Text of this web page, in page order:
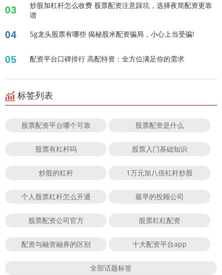
03
炒股加杠杆怎么收费 股票配资注意踩坑，选择夜简配资更靠
谱
04 5g龙头股票有哪些 揭秘股米配资骗局，小心上当受骗!
05 配资平台口碑排行 高配特资：全方位满足你的需求
标签列表
股票配资平台哪个可靠 股票配资是什么
股票有杠杆吗 股票入门基础知识
炒股的杠杆 1万元加八倍杠杆炒股
个人股票杠杆怎么开通 最早的投顾公司
股票配资公司官方 股票杠杠配资
配资与融资融券的区别 十大配资平台app
全部话题标签